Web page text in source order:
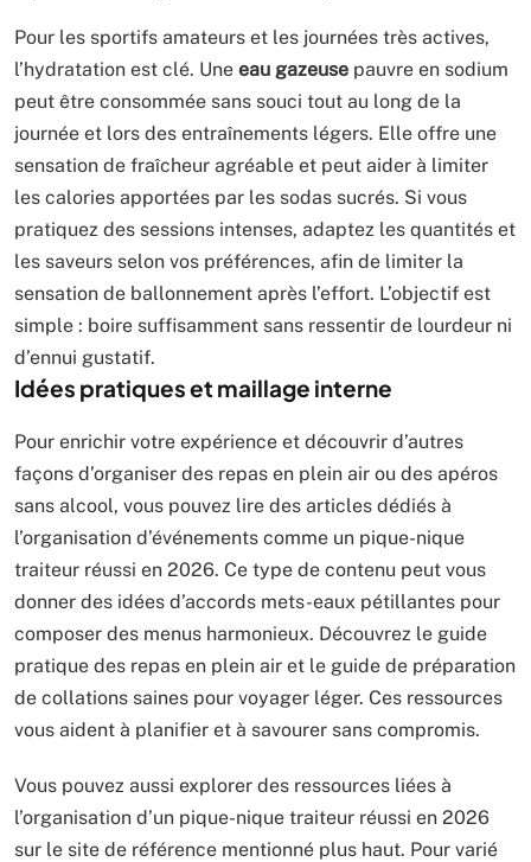
Pour les sportifs amateurs et les journées très actives,
l’hydratation est clé. Une eau gazeuse pauvre en sodium
peut être consommée sans souci tout au long de la
journée et lors des entraînements légers. Elle offre une
sensation de fraîcheur agréable et peut aider à limiter
les calories apportées par les sodas sucrés. Si vous
pratiquez des sessions intenses, adaptez les quantités et
les saveurs selon vos préférences, afin de limiter la
sensation de ballonnement après l’effort. L’objectif est
simple : boire suffisamment sans ressentir de lourdeur ni
d’ennui gustatif.
Idées pratiques et maillage interne
Pour enrichir votre expérience et découvrir d’autres
façons d’organiser des repas en plein air ou des apéros
sans alcool, vous pouvez lire des articles dédiés à
l’organisation d’événements comme un pique-nique
traiteur réussi en 2026. Ce type de contenu peut vous
donner des idées d’accords mets-eaux pétillantes pour
composer des menus harmonieux. Découvrez le guide
pratique des repas en plein air et le guide de préparation
de collations saines pour voyager léger. Ces ressources
vous aident à planifier et à savourer sans compromis.
Vous pouvez aussi explorer des ressources liées à
l’organisation d’un pique-nique traiteur réussi en 2026
sur le site de référence mentionné plus haut. Pour varié